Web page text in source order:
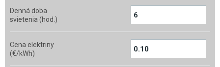
Denná doba
svietenia (hod.)
Cena elektriny
(€/kWh)